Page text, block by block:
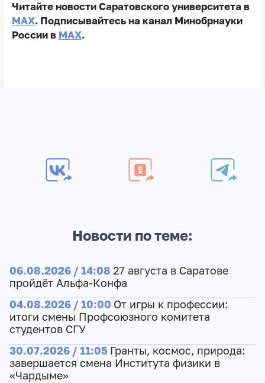
Читайте новости Саратовского университета в
MAX. Подписывайтесь на канал Минобрнауки
России в MAX.
Новости по теме:
06.08.2026 / 14:08 27 августа в Саратове
пройдёт Альфа-Конфа
04.08.2026 / 10:00 От игры к профессии:
итоги смены Профсоюзного комитета
студентов СГУ
30.07.2026 / 11:05 Гранты, космос, природа:
завершается смена Института физики в
«Чардыме»